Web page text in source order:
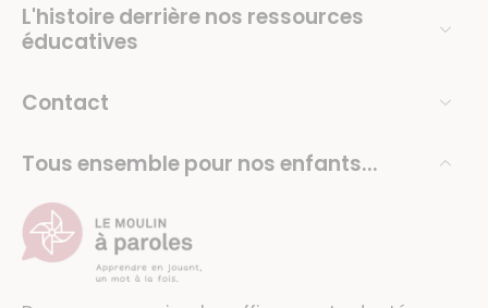
L'histoire derrière nos ressources
éducatives
Contact
Tous ensemble pour nos enfants...